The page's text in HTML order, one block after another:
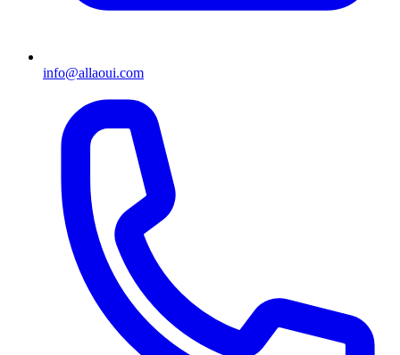
info@allaoui.com